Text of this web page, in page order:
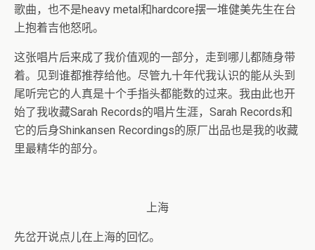
歌曲，也不是heavy metal和hardcore摆一堆健美先生在台
上抱着吉他怒吼。
这张唱片后来成了我价值观的一部分，走到哪儿都随身带
着。见到谁都推荐给他。尽管九十年代我认识的能从头到
尾听完它的人真是十个手指头都能数的过来。我由此也开
始了我收藏Sarah Records的唱片生涯，Sarah Records和
它的后身Shinkansen Recordings的原厂出品也是我的收藏
里最精华的部分。
上海
先岔开说点儿在上海的回忆。